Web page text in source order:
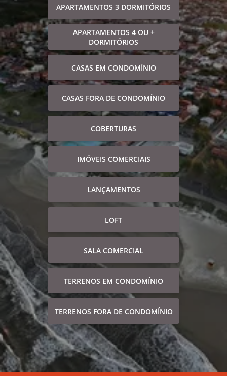
APARTAMENTOS 3 DORMITÓRIOS
APARTAMENTOS 4 OU +
DORMITÓRIOS
CASAS EM CONDOMÍNIO
CASAS FORA DE CONDOMÍNIO
COBERTURAS
IMÓVEIS COMERCIAIS
LANÇAMENTOS
LOFT
SALA COMERCIAL
TERRENOS EM CONDOMÍNIO
TERRENOS FORA DE CONDOMÍNIO